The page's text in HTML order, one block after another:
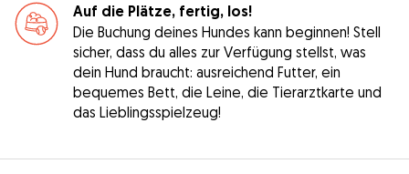
Auf die Plätze, fertig, los!
Die Buchung deines Hundes kann beginnen! Stell
sicher, dass du alles zur Verfügung stellst, was
dein Hund braucht: ausreichend Futter, ein
bequemes Bett, die Leine, die Tierarztkarte und
das Lieblingsspielzeug!